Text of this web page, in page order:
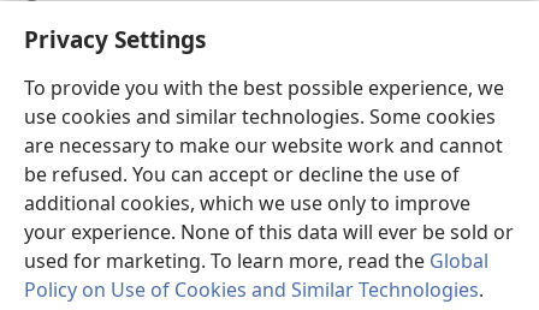
Privacy Settings
To provide you with the best possible experience, we
use cookies and similar technologies. Some cookies
are necessary to make our website work and cannot
be refused. You can accept or decline the use of
additional cookies, which we use only to improve
your experience. None of this data will ever be sold or
used for marketing. To learn more, read the Global
Policy on Use of Cookies and Similar Technologies.
(opens
window)КʹЬТЕБХАНӘЙА ОНЛАЙН йа Бьрща Qәрәwьлийе
(opens
new
window)JW Hub ®
(opens
new
window)